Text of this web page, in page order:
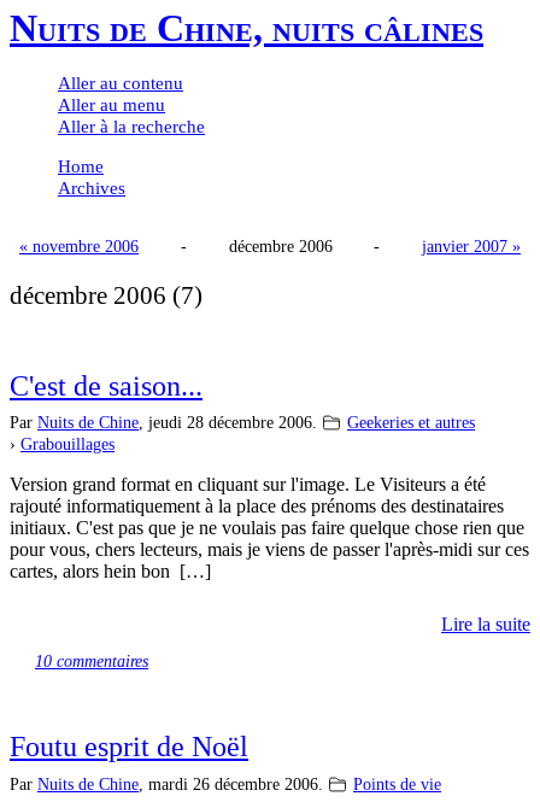
Nuits de Chine, nuits câlines
Aller au contenu
Aller au menu
Aller à la recherche
Home
Archives
« novembre 2006 - décembre 2006 - janvier 2007 »
décembre 2006 (7)
C'est de saison...
Par Nuits de Chine, jeudi 28 décembre 2006.
Geekeries et autres
› Grabouillages
Version grand format en cliquant sur l'image. Le Visiteurs a été
rajouté informatiquement à la place des prénoms des destinataires
initiaux. C'est pas que je ne voulais pas faire quelque chose rien que
pour vous, chers lecteurs, mais je viens de passer l'après-midi sur ces
cartes, alors hein bon […]
Lire la suite
10 commentaires
Foutu esprit de Noël
Par Nuits de Chine, mardi 26 décembre 2006. Points de vie